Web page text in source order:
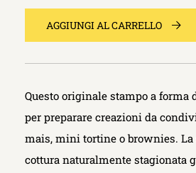
AGGIUNGI AL CARRELLO
Questo originale stampo a forma
per preparare creazioni da
mais, mini tortine o brownies.
cottura naturalmente stagionata